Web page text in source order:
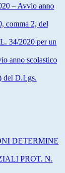
– Avvio anno
comma 2, del
34/2020 per un
anno scolastico
del D.Lgs.
DETERMINE
PROT. N.